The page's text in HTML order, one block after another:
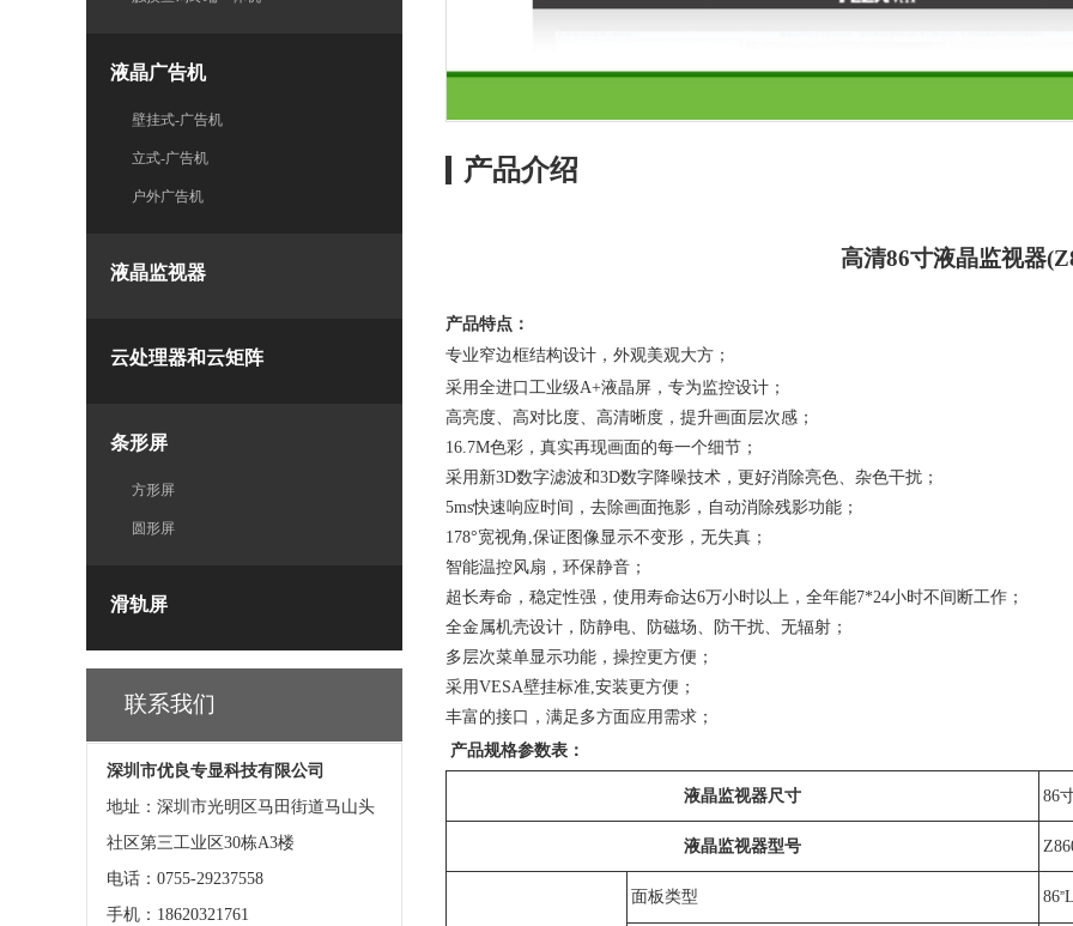
液晶广告机
壁挂式-广告机
立式-广告机
户外广告机
液晶监视器
云处理器和云矩阵
条形屏
方形屏
圆形屏
滑轨屏
联系我们
深圳市优良专显科技有限公司
地址：深圳市光明区马田街道马山头
社区第三工业区30栋A3楼
电话：0755-29237558
手机：18620321761
产品介绍
高清86寸液晶监视器
产品特点：
专业窄边框结构设计，外观美观大方；
采用全进口工业级A+液晶屏，专为监控设计；
高亮度、高对比度、高清晰度，提升画面层次感；
16.7M色彩，真实再现画面的每一个细节；
采用新3D数字滤波和3D数字降噪技术，更好消除亮色、杂色干扰；
5ms快速响应时间，去除画面拖影，自动消除残影功能；
178°宽视角,保证图像显示不变形，无失真；
智能温控风扇，环保静音；
超长寿命，稳定性强，使用寿命达6万小时以上，全年能7*24小时不间断工作；
全金属机壳设计，防静电、防磁场、防干扰、无辐射；
多层次菜单显示功能，操控更方便；
采用VESA壁挂标准,安装更方便；
丰富的接口，满足多方面应用需求；
产品规格参数表：
液晶监视器尺寸 86
液晶监视器型号
面板类型 86”